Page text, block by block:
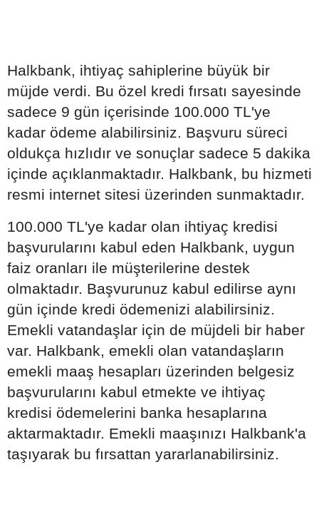
Halkbank, ihtiyaç sahiplerine büyük bir
müjde verdi. Bu özel kredi fırsatı sayesinde
sadece 9 gün içerisinde 100.000 TL'ye
kadar ödeme alabilirsiniz. Başvuru süreci
oldukça hızlıdır ve sonuçlar sadece 5 dakika
içinde açıklanmaktadır. Halkbank, bu hizmeti
resmi internet sitesi üzerinden sunmaktadır.
100.000 TL'ye kadar olan ihtiyaç kredisi
başvurularını kabul eden Halkbank, uygun
faiz oranları ile müşterilerine destek
olmaktadır. Başvurunuz kabul edilirse aynı
gün içinde kredi ödemenizi alabilirsiniz.
Emekli vatandaşlar için de müjdeli bir haber
var. Halkbank, emekli olan vatandaşların
emekli maaş hesapları üzerinden belgesiz
başvurularını kabul etmekte ve ihtiyaç
kredisi ödemelerini banka hesaplarına
aktarmaktadır. Emekli maaşınızı Halkbank'a
taşıyarak bu fırsattan yararlanabilirsiniz.